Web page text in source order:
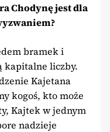
Chodynę jest dla
bramek i
kapitalne liczby.
Kajetana
kogoś, kto może
Kajtek w jednym
nadzieje